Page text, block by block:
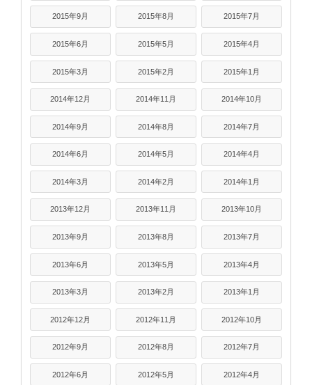
2015年9月 2015年8月 2015年7月
2015年6月 2015年5月 2015年4月
2015年3月 2015年2月 2015年1月
2014年12月 2014年11月 2014年10月
2014年9月 2014年8月 2014年7月
2014年6月 2014年5月 2014年4月
2014年3月 2014年2月 2014年1月
2013年12月 2013年11月 2013年10月
2013年9月 2013年8月 2013年7月
2013年6月 2013年5月 2013年4月
2013年3月 2013年2月 2013年1月
2012年12月 2012年11月 2012年10月
2012年9月 2012年8月 2012年7月
2012年6月 2012年5月 2012年4月